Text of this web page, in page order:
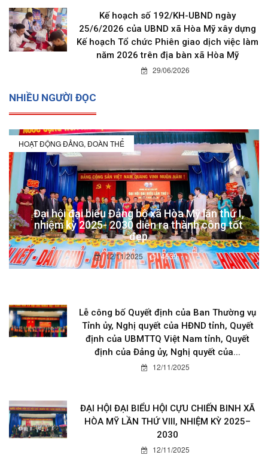
Kế hoạch số 192/KH-UBND ngày
25/6/2026 của UBND xã Hòa Mỹ xây dựng
Kế hoạch Tổ chức Phiên giao dịch việc làm
năm 2026 trên địa bàn xã Hòa Mỹ
29/06/2026
NHIỀU NGƯỜI ĐỌC
HOẠT ĐỘNG ĐẢNG, ĐOÀN THỂ
Đại hội đại biểu Đảng bộ xã Hòa Mỹ lần thứ I,
nhiệm kỳ 2025- 2030 diễn ra thành công tốt
đẹp
12/11/2025 4639
Lễ công bố Quyết định của Ban Thường vụ
Tỉnh ủy, Nghị quyết của HĐND tỉnh, Quyết
định của UBMTTQ Việt Nam tỉnh, Quyết
định của Đảng ủy, Nghị quyết của...
12/11/2025
ĐẠI HỘI ĐẠI BIỂU HỘI CỰU CHIẾN BINH XÃ
HÒA MỸ LẦN THỨ VIII, NHIỆM KỲ 2025–
2030
12/11/2025